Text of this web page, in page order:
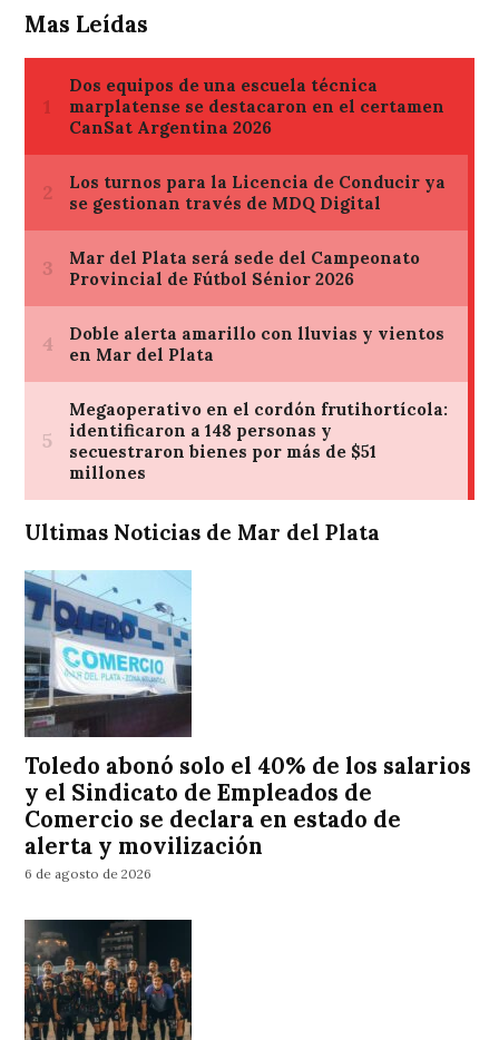
Mas Leídas
Ultimas Noticias de Mar del Plata
Toledo abonó solo el 40% de los salarios
y el Sindicato de Empleados de
Comercio se declara en estado de
alerta y movilización
6 de agosto de 2026